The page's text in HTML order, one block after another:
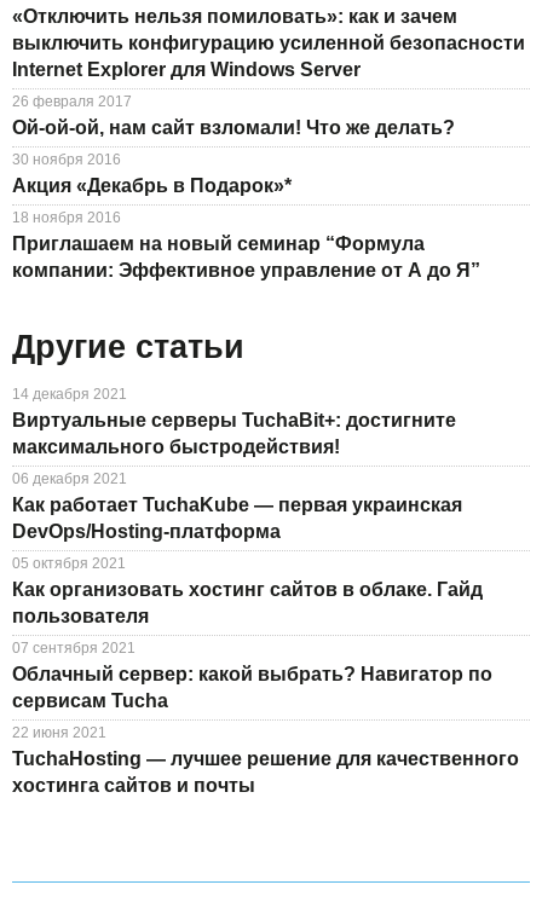
События
Праздники
Акции
«Отключить нельзя помиловать»: как и зачем
выключить конфигурацию усиленной безопасности
Internet Explorer для Windows Server
26 февраля 2017
Ой-ой-ой, нам сайт взломали! Что же делать?
30 ноября 2016
Акция «Декабрь в Подарок»*
18 ноября 2016
Приглашаем на новый семинар “Формула
компании: Эффективное управление от А до Я”
Другие статьи
14 декабря 2021
Виртуальные серверы TuchaBit+: достигните
максимального быстродействия!
06 декабря 2021
Как работает TuchaKube — первая украинская
DevOps/Hosting-платформа
05 октября 2021
Как организовать хостинг сайтов в облаке. Гайд
пользователя
07 сентября 2021
Облачный сервер: какой выбрать? Навигатор по
сервисам Tucha
22 июня 2021
TuchaHosting — лучшее решение для качественного
хостинга сайтов и почты